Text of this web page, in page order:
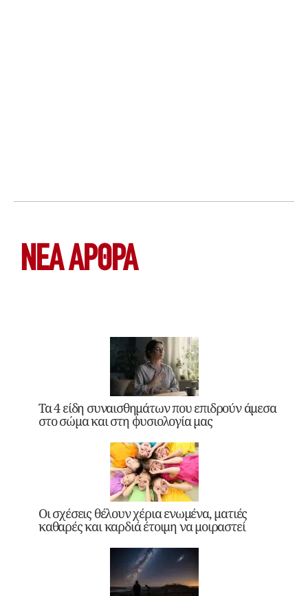
ΝΕΑ ΆΡΘΡΑ
Τα 4 είδη συναισθημάτων που επιδρούν άμεσα
στο σώμα και στη φυσιολογία μας
Οι σχέσεις θέλουν χέρια ενωμένα, ματιές
καθαρές και καρδιά έτοιμη να μοιραστεί